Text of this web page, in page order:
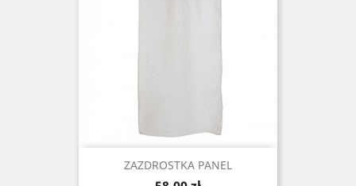
ZAZDROSTKA PANEL